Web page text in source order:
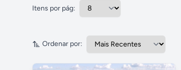
Itens por pág:
Ordenar por: